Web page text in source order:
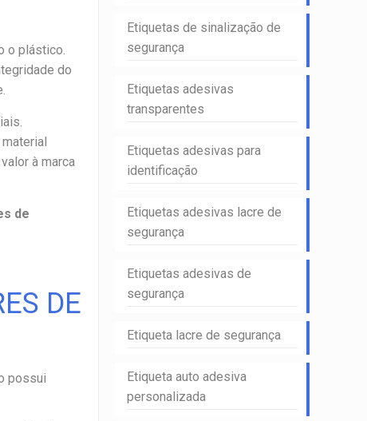
o plástico.
do
à marca
de
DE
possui
Etiquetas de sinalização de
segurança
Etiquetas adesivas
transparentes
Etiquetas adesivas para
identificação
Etiquetas adesivas lacre de
segurança
Etiquetas adesivas de
segurança
Etiqueta lacre de segurança
Etiqueta auto adesiva
personalizada